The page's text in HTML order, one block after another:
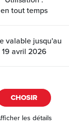
en tout temps
valable jusqu'au
19 avril 2026
CHOSIR
les détails